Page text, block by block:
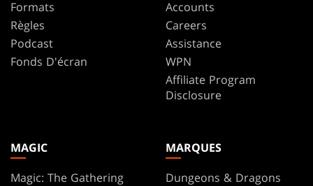
Formats
Règles
Podcast
Fonds D'écran
Accounts
Careers
Assistance
WPN
Affiliate Program
Disclosure
MAGIC
Magic: The Gathering
MARQUES
Dungeons & Dragons